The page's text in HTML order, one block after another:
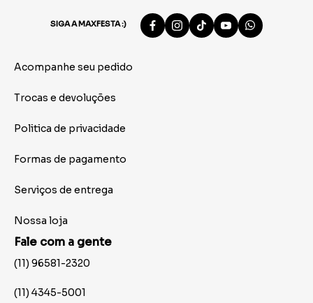
SIGA A MAXFESTA :)
Acompanhe seu pedido
Trocas e devoluções
Politica de privacidade
Formas de pagamento
Serviços de entrega
Nossa loja
Fale com a gente
(11) 96581-2320
(11) 4345-5001